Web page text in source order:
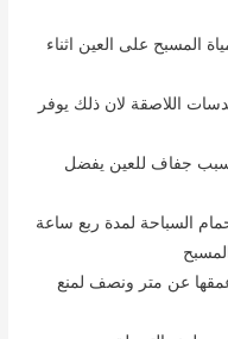
المسبح على العين اثناء
اللاصقة لان ذلك يوفر
جفاف للعين يفضل
السباحة لمدة ربع ساعة
عن متر ونصف لمنع